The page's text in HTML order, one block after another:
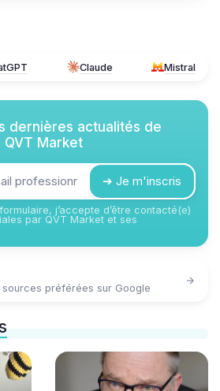
Claude Mistral
dernières actualités de
QVT Market
➔ Je m'inscris
j’accepte d’être contacté(e)
par QVT Market et ses
préférées sur Google